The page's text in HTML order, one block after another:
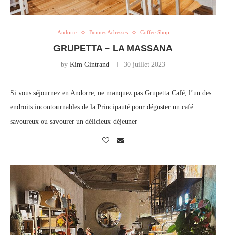
Andorre Bonnes Adresses Coffee Shop
GRUPETTA – LA MASSANA
by Kim Gintrand 30 juillet 2023
Si vous séjournez en Andorre, ne manquez pas Grupetta Café, l’un des
endroits incontournables de la Principauté pour déguster un café
savoureux ou savourer un délicieux déjeuner